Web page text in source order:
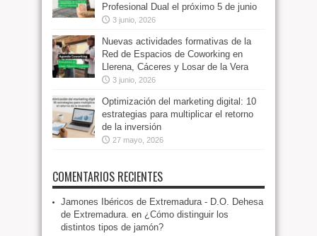
Profesional Dual el próximo 5 de junio
3 junio, 2026
Nuevas actividades formativas de la
Red de Espacios de Coworking en
Llerena, Cáceres y Losar de la Vera
3 junio, 2026
Optimización del marketing digital: 10
estrategias para multiplicar el retorno
de la inversión
27 mayo, 2026
COMENTARIOS RECIENTES
Jamones Ibéricos de Extremadura - D.O. Dehesa
de Extremadura. en ¿Cómo distinguir los
distintos tipos de jamón?